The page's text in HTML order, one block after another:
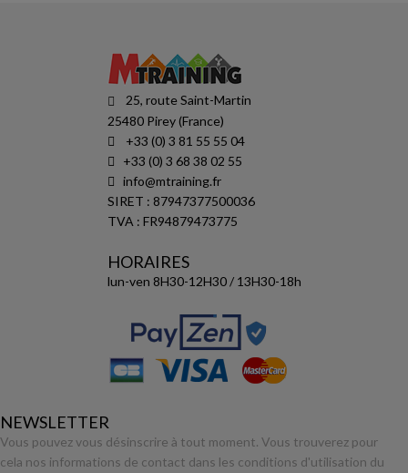
25, route Saint-Martin
25480 Pirey (France)
+33 (0) 3 81 55 55 04
+33 (0) 3 68 38 02 55
info@mtraining.fr
SIRET : 87947377500036
TVA : FR94879473775
HORAIRES
lun-ven 8H30-12H30 / 13H30-18h
NEWSLETTER
Vous pouvez vous désinscrire à tout moment. Vous trouverez pour
cela nos informations de contact dans les conditions d'utilisation du